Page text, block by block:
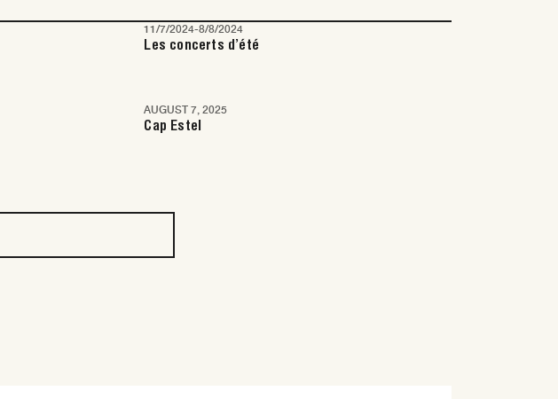
11/7/2024-8/8/2024
Les concerts d’été
AUGUST 7, 2025
Cap Estel